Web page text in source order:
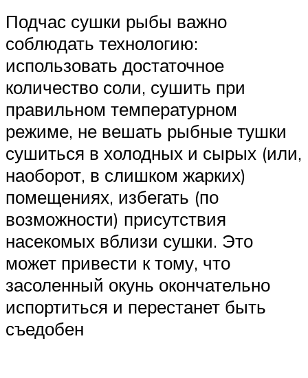
Подчас сушки рыбы важно
соблюдать технологию:
использовать достаточное
количество соли, сушить при
правильном температурном
режиме, не вешать рыбные тушки
сушиться в холодных и сырых (или,
наоборот, в слишком жарких)
помещениях, избегать (по
возможности) присутствия
насекомых вблизи сушки. Это
может привести к тому, что
засоленный окунь окончательно
испортиться и перестанет быть
съедобен